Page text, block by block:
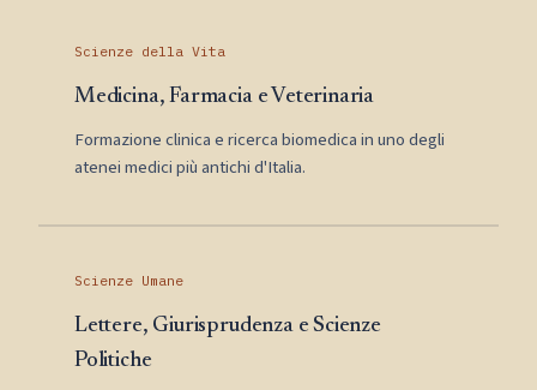
Scienze della Vita
Medicina, Farmacia e Veterinaria
Formazione clinica e ricerca biomedica in uno degli
atenei medici più antichi d'Italia.
Scienze Umane
Lettere, Giurisprudenza e Scienze
Politiche